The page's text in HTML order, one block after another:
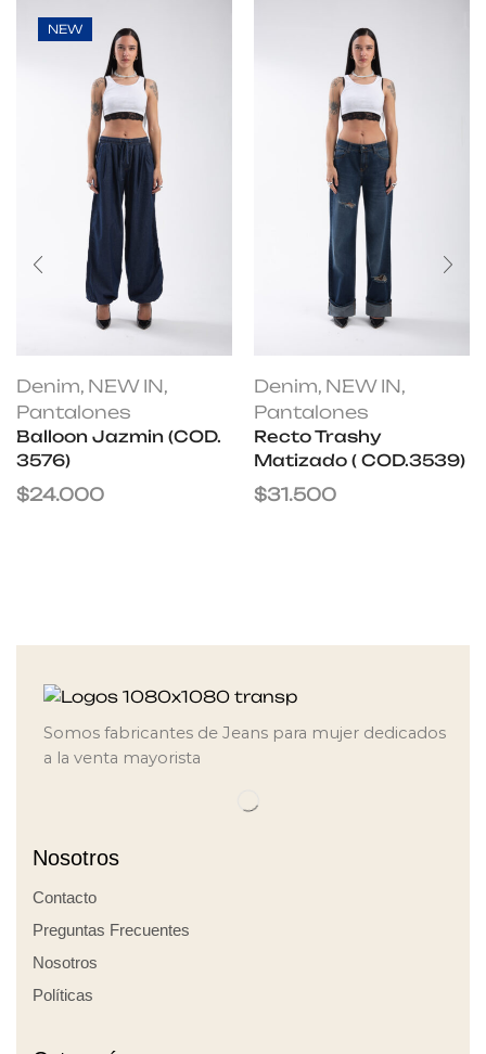
NEW
Denim, NEW IN,
Pantalones
Balloon Jazmin (COD.
3576)
$24.000
Denim, NEW IN,
Pantalones
Recto Trashy
Matizado ( COD.3539)
$31.500
Somos fabricantes de Jeans para mujer dedicados
a la venta mayorista
Nosotros
Contacto
Preguntas Frecuentes
Nosotros
Políticas